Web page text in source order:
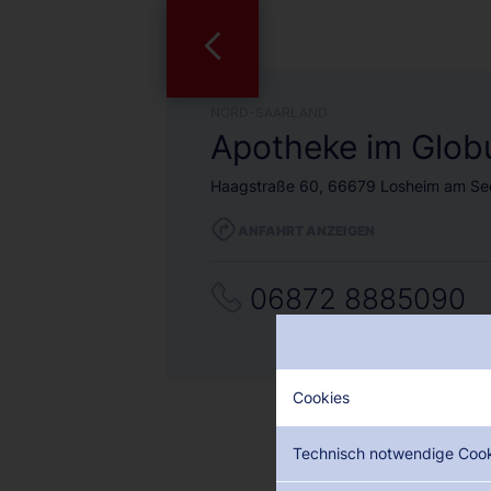
Apotheke im
Haagstraße 60, 66679 Losheim am
06872 8885090
Cookies
Technisch notwendige